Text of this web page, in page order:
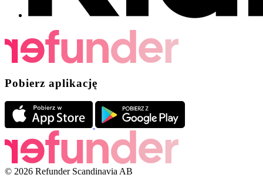
Pobierz aplikację
© 2026 Refunder Scandinavia AB